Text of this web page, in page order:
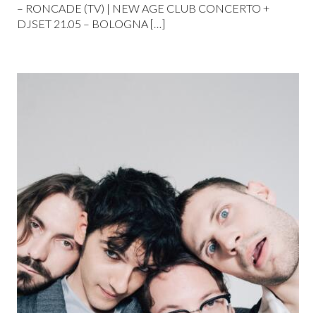
– RONCADE (TV) | NEW AGE CLUB CONCERTO +
DJSET 21.05 – BOLOGNA […]